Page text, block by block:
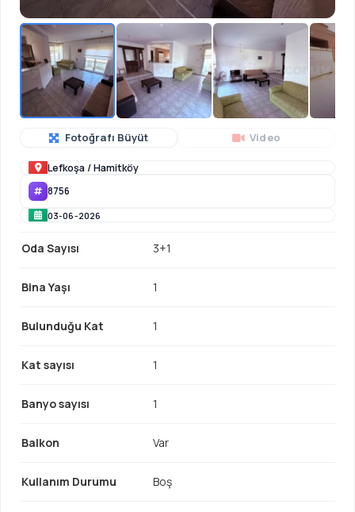
Fotoğrafı Büyüt Video
Lefkoşa/Hamitköy
8756
03-06-2026
Oda Sayısı 3+1
Bina Yaşı 1
Bulunduğu Kat 1
Kat sayısı 1
Banyo sayısı 1
Balkon Var
Kullanım Durumu Boş